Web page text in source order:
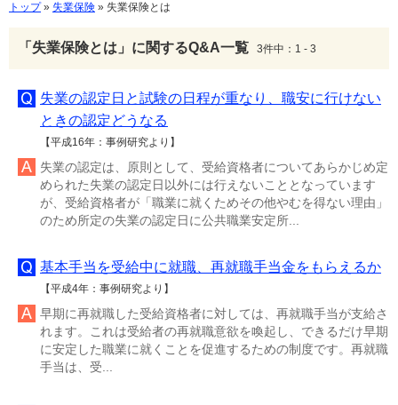
トップ» 失業保険 » 失業保険とは
「失業保険とは」に関するQ&A一覧 3件中：1 - 3
失業の認定日と試験の日程が重なり、職安に行けない
ときの認定どうなる
【平成16年：事例研究より】
失業の認定は、原則として、受給資格者についてあらかじめ定
められた失業の認定日以外には行えないこととなっています
が、受給資格者が「職業に就くためその他やむを得ない理由」
のため所定の失業の認定日に公共職業安定所...
基本手当を受給中に就職、再就職手当金をもらえるか
【平成4年：事例研究より】
早期に再就職した受給資格者に対しては、再就職手当が支給さ
れます。これは受給者の再就職意欲を喚起し、できるだけ早期
に安定した職業に就くことを促進するための制度です。再就職
手当は、受...